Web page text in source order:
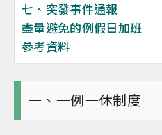
七、突發事件通報
盡量避免的例假日加班
參考資料
一、一例一休制度